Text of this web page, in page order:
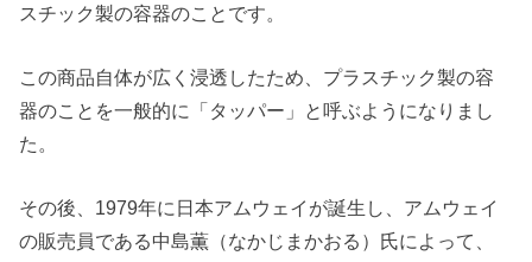
スチック製の容器のことです。
この商品自体が広く浸透したため、プラスチック製の容
器のことを一般的に「タッパー」と呼ぶようになりまし
た。
その後、1979年に日本アムウェイが誕生し、アムウェイ
の販売員である中島薫（なかじまかおる）氏によって、